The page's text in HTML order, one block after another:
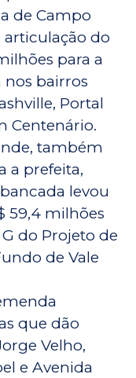
de Campo
articulação do
para a
bairros
Portal
Centenário.
também
a prefeita,
levou
59,4 milhões
do Projeto de
de Vale
que dão
Velho,
e Avenida